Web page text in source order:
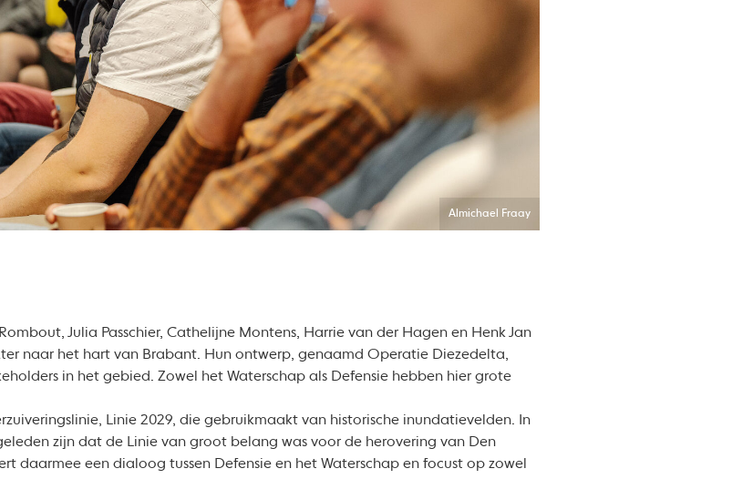
Almichael Fraay
Julia Passchier, Cathelijne Montens, Harrie van der Hagen en Henk Jan
naar het hart van Brabant. Hun ontwerp, genaamd Operatie Diezedelta,
in het gebied. Zowel het Waterschap als Defensie hebben hier grote
Linie 2029, die gebruikmaakt van historische inundatievelden. In
zijn dat de Linie van groot belang was voor de herovering van Den
daarmee een dialoog tussen Defensie en het Waterschap en focust op zowel